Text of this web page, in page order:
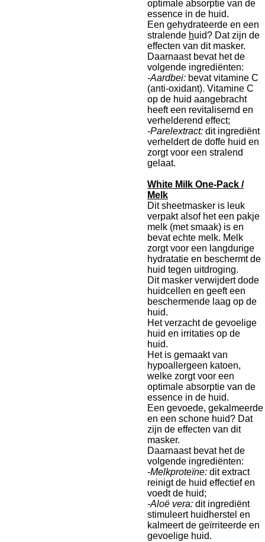
optimale absorptie van de
essence in de huid.
Een gehydrateerde en een
stralende huid? Dat zijn de
effecten van dit masker.
Daarnaast bevat het de
volgende ingrediënten:
-Aardbei: bevat vitamine C
(anti-oxidant). Vitamine C
op de huid aangebracht
heeft een revitalisernd en
verhelderend effect;
-Parelextract: dit ingrediënt
verheldert de doffe huid en
zorgt voor een stralend
gelaat.
White Milk One-Pack /
Melk
Dit sheetmasker is leuk
verpakt alsof het een pakje
melk (met smaak) is en
bevat echte melk. Melk
zorgt voor een langdurige
hydratatie en beschermt de
huid tegen uitdroging.
Dit masker verwijdert dode
huidcellen en geeft een
beschermende laag op de
huid.
Het verzacht de gevoelige
huid en irritaties op de
huid.
Het is gemaakt van
hypoallergeen katoen,
welke zorgt voor een
optimale absorptie van de
essence in de huid.
Een gevoede, gekalmeerde
en een schone huid? Dat
zijn de effecten van dit
masker.
Daarnaast bevat het de
volgende ingrediënten:
-Melkproteïne: dit extract
reinigt de huid effectief en
voedt de huid;
-Aloë vera: dit ingrediënt
stimuleert huidherstel en
kalmeert de geïrriteerde en
gevoelige huid.